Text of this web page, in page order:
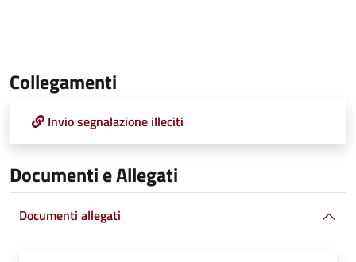
Collegamenti
Invio segnalazione illeciti
Documenti e Allegati
Documenti allegati